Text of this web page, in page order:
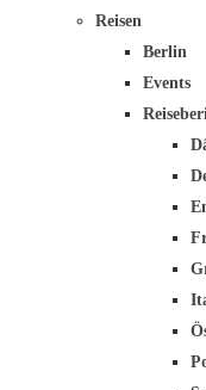
Reisen
Berlin
Events